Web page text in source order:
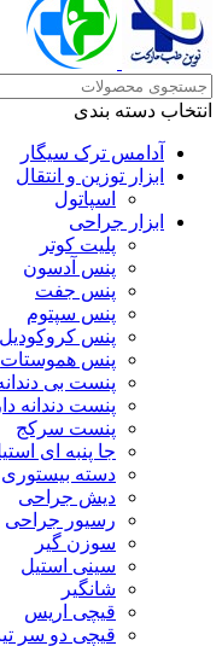
انتخاب دسته بندی
آدامس ترک سیگار
ابزار توزین و انتقال
اسپاتول
ابزار جراحی
پلیت کوتر
پنس آدسون
پنس جفت
پنس سپتوم
پنس کروکودیل
پنس هموستات
پنست بی
پنست دندانه دار
پنست سرکج
جا پنبه ای
دسته بیستوری
دیش جراحی
رسیور جراحی
سوزن گیر
سینی استیل
شانگیر
قیچی اریس
قیچی دو سر